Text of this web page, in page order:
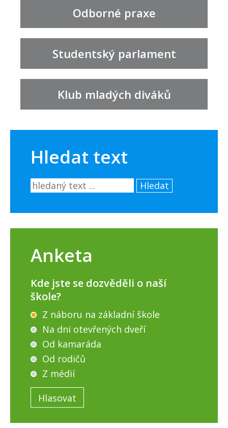
Odborné praxe
Studentský parlament
Klub mladých diváků
Hledat text
Hledat
Anketa
Kde jste se dozvěděli o naší
škole?
Z náboru na základní škole
Na dni otevřených dveří
Od kamaráda
Od rodičů
Z médií